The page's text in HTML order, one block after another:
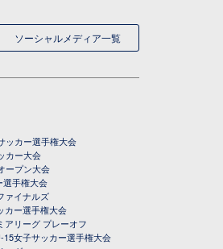
ソーシャルメディア一覧
ッカー選手権大会
カー大会
ープン大会
選手権大会
ァイナルズ
カー選手権大会
アリーグ プレーオフ
女子サッカー選手権大会